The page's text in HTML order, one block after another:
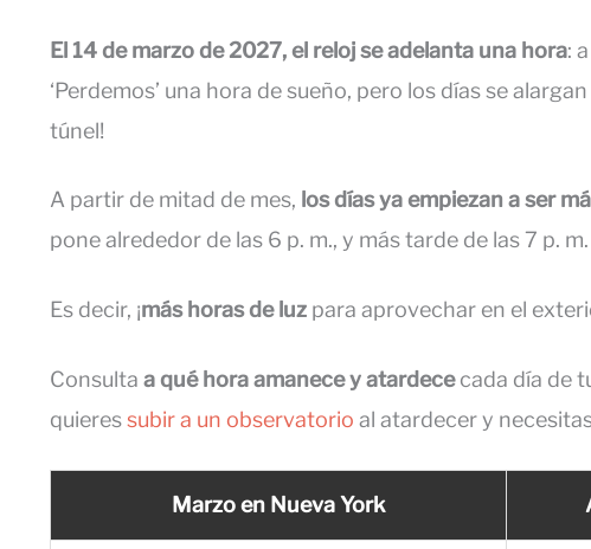
El 14 de marzo de 2027, el reloj se adelanta una hora:
‘Perdemos’ una hora de sueño, pero los días se
túnel!
A partir de mitad de mes, los días ya empiezan a ser
pone alrededor de las 6 p. m., y más tarde de las 7 p.
Es decir, ¡más horas de luz para aprovechar en el
Consulta a qué hora amanece y atardececada día de
quieressubir a un observatorio al atardecer y
Marzo en Nueva York